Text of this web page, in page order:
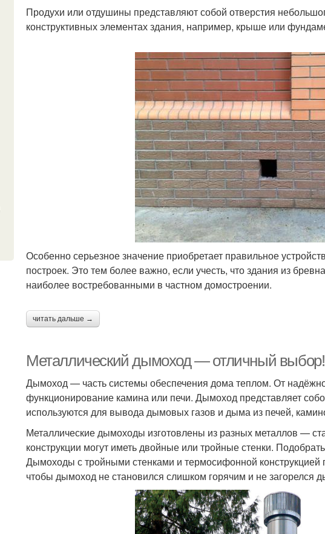
Продухи или отдушины представляют собой отверстия
конструктивных элементах здания, например, крыше или
Особенно серьезное значение приобретает правильное
построек. Это тем более важно, если учесть, что здания из
наиболее востребованными в частном домостроении.
читать дальше →
Металлический дымоход — отличный выбор!
Дымоход — часть системы обеспечения дома теплом. От
функционирование камина или печи. Дымоход представляет
используются для вывода дымовых газов и дыма из печей,
Металлические дымоходы изготовлены из разных металлов —
конструкции могут иметь двойные или тройные стенки.
Дымоходы с тройными стенками и термосифонной
чтобы дымоход не становился слишком горячим и не загорелся